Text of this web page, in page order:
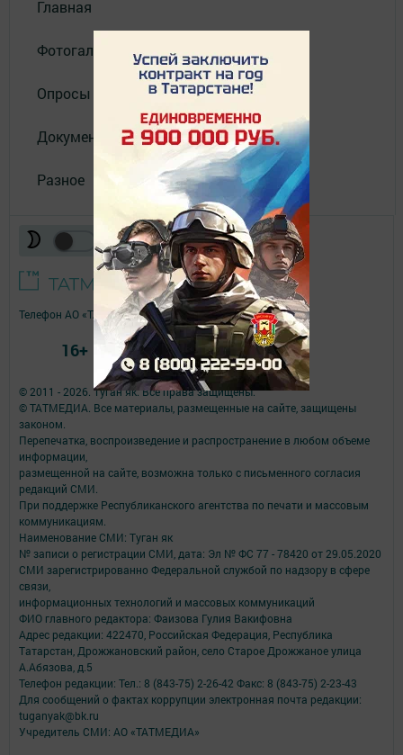
Главная
Фотогалереи
Опросы
Документы филиала
Разное
© 2011 - 2026. Туган як. Все права защищены.
© ТАТМЕДИА. Все материалы, размещенные на сайте, защищены
законом.
Перепечатка, воспроизведение и распространение в любом объеме
информации,
размещенной на сайте, возможна только с письменного согласия
редакций СМИ.
При поддержке Республиканского агентства по печати и массовым
коммуникациям.
Наименование СМИ: Туган як
№ записи о регистрации СМИ, дата: Эл № ФС 77 - 78420 от 29.05.2020
СМИ зарегистрированно Федеральной службой по надзору в сфере
связи,
информационных технологий и массовых коммуникаций
ФИО главного редактора: Фаизова Гулия Вакифовна
Адрес редакции: 422470, Российская Федерация, Республика
Татарстан, Дрожжановский район, село Старое Дрожжаное улица
А.Абязова, д.5
Телефон редакции: Тел.: 8 (843-75) 2-26-42 Факс: 8 (843-75) 2-23-43
Для сообщений о фактах коррупции электронная почта редакции:
tuganyak@bk.ru
Учредитель СМИ: АО «ТАТМЕДИА»
Телефон АО «ТАТМЕДИА»:(843) 222 09 84
16+